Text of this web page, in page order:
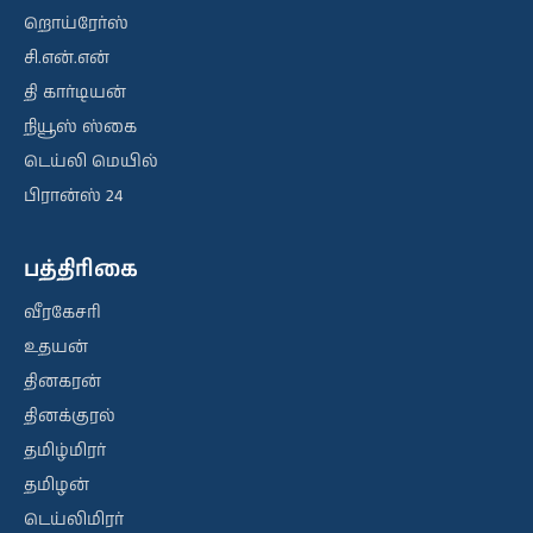
றொய்ரேர்ஸ்
சி.என்.என்
தி கார்டியன்
நியூஸ் ஸ்கை
டெய்லி மெயில்
பிரான்ஸ் 24
பத்திரிகை
வீரகேசரி
உதயன்
தினகரன்
தினக்குரல்
தமிழ்மிரர்
தமிழன்
டெய்லிமிரர்